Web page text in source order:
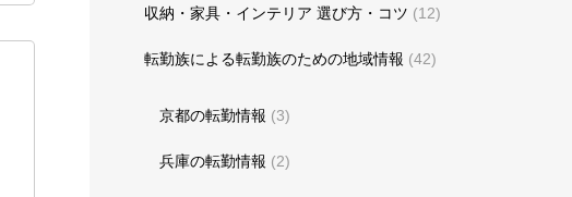
収納・家具・インテリア 選び方・コツ (12)
転勤族による転勤族のための地域情報 (42)
京都の転勤情報 (3)
兵庫の転勤情報 (2)